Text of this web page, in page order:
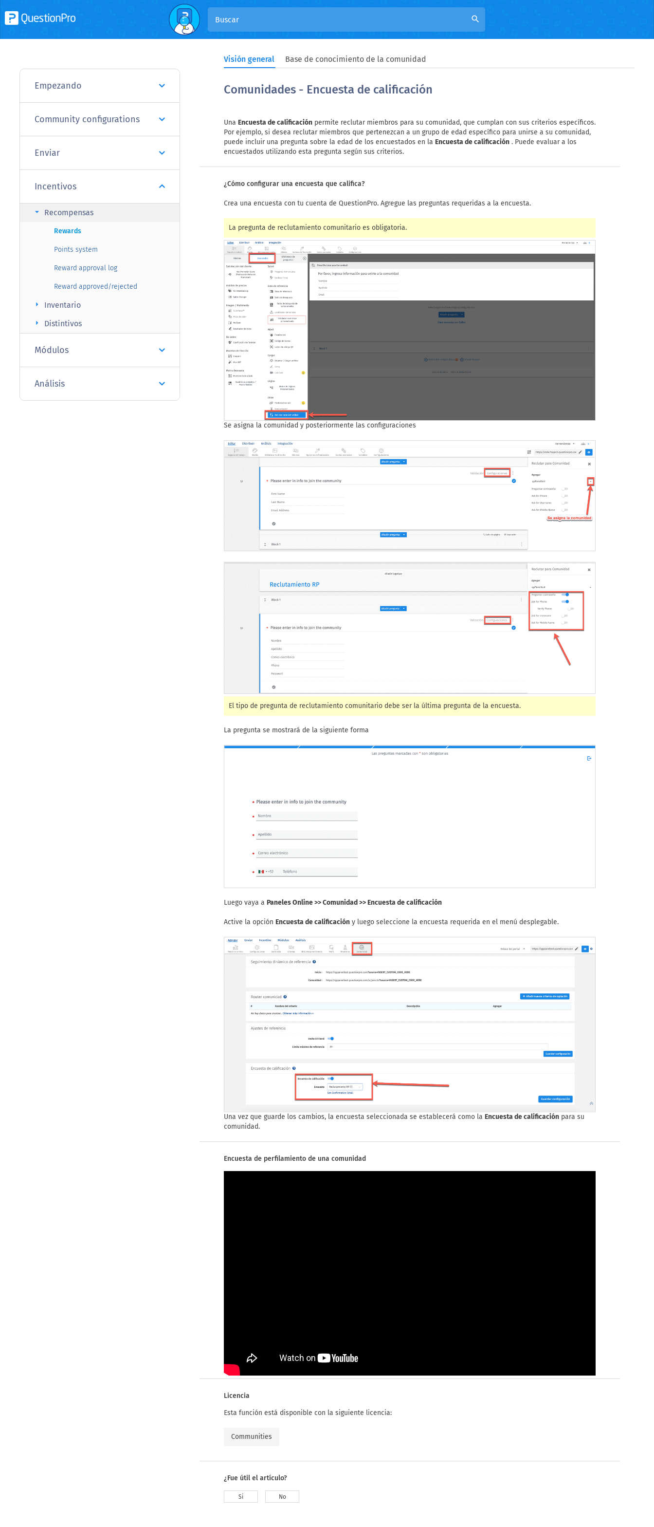
search
Visión general Base de conocimiento de la comunidad
Empezando
Community configurations
Enviar
Incentivos
Recompensas
arrow_right
Rewards
Points system
Reward approval log
Reward approved/rejected
Inventario
arrow_right
Distintivos
arrow_right
Módulos
Análisis
Comunidades - Encuesta de calificación
Una Encuesta de calificación permite reclutar miembros para su comunidad, que cumplan con sus criterios específicos.
Por ejemplo, si desea reclutar miembros que pertenezcan a un grupo de edad específico para unirse a su comunidad,
puede incluir una pregunta sobre la edad de los encuestados en la Encuesta de calificación . Puede evaluar a los
encuestados utilizando esta pregunta según sus criterios.
¿Cómo configurar una encuesta que califica?
Crea una encuesta con tu cuenta de QuestionPro. Agregue las preguntas requeridas a la encuesta.
La pregunta de reclutamiento comunitario es obligatoria.
Se asigna la comunidad y posteriormente las configuraciones
El tipo de pregunta de reclutamiento comunitario debe ser la última pregunta de la encuesta.
La pregunta se mostrará de la siguiente forma
Luego vaya a Paneles Online >> Comunidad >> Encuesta de calificación
Active la opción Encuesta de calificación y luego seleccione la encuesta requerida en el menú desplegable.
Una vez que guarde los cambios, la encuesta seleccionada se establecerá como la Encuesta de calificación para su
comunidad.
Encuesta de perfilamiento de una comunidad
Licencia
Esta función está disponible con la siguiente licencia:
Communities
¿Fue útil el artículo?
Si No